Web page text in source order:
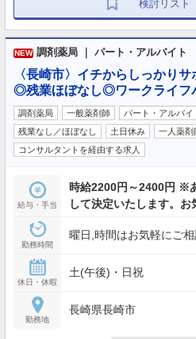
検討リスト
NEW 調剤薬局 ｜ パート・アルバイト
〈長崎市〉イチからしっかり
◎残業ほぼなし◎ワークライフ
調剤薬局 一般薬剤師 パート・アルバイ
残業なし／ほぼなし
土日休み 一人薬剤
コンサルタントを経由する求人
給与・手当
時給2200円～2400円 ※
して決定いたします。お
勤務時間
曜日,時間はお気軽にご
休日・休暇
土(午後)・日祝
勤務地
長崎県長崎市